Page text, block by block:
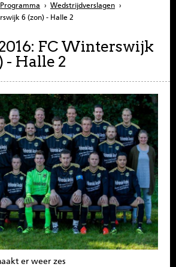
Programma › Wedstrijdverslagen ›
6 (zon) - Halle 2
FC Winterswijk
- Halle 2
er weer zes